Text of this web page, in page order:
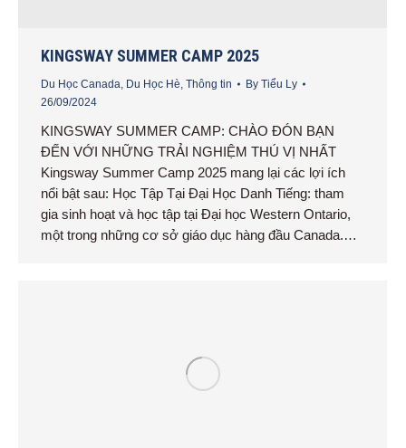
KINGSWAY SUMMER CAMP 2025
Du Học Canada Du Học Hè Thông tin By Tiểu Ly
26/09/2024
KINGSWAY SUMMER CAMP: CHÀO ĐÓN BẠN
ĐẾN VỚI NHỮNG TRẢI NGHIỆM THÚ VỊ NHẤT
Kingsway Summer Camp 2025 mang lại các lợi ích
nổi bật sau: Học Tập Tại Đại Học Danh Tiếng: tham
gia sinh hoạt và học tập tại Đại học Western Ontario,
một trong những cơ sở giáo dục hàng đầu Canada.…